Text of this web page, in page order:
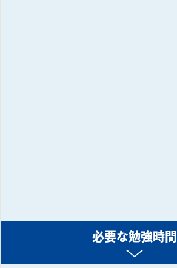
必要な勉強時間